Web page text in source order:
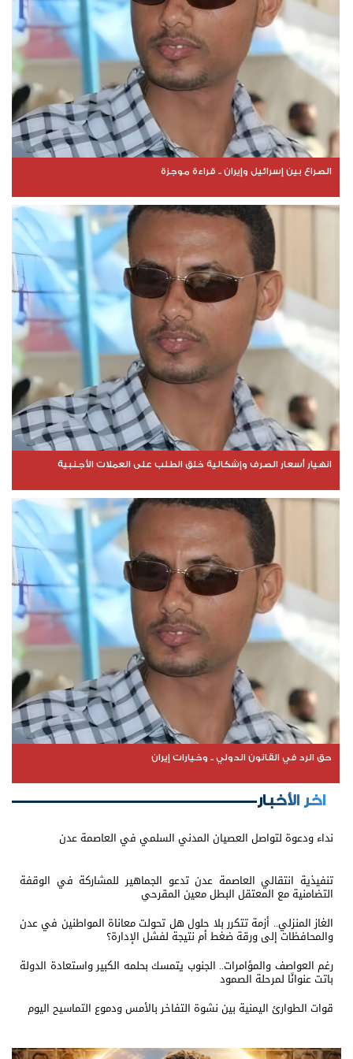
الصراع بين إسرائيل وإيران .. قراءة موجزة
انهيار أسعار الصرف وإشكالية خلق الطلب على العملات الأجنبية
حق الرد في القانون الدولي .. وخيارات إيران
اخر الأخبار
نداء ودعوة لتواصل العصيان المدني السلمي في العاصمة عدن
تنفيذية انتقالي العاصمة عدن تدعو الجماهير للمشاركة في الوقفة
التضامنية مع المعتقل البطل معين المقرحي
الغاز المنزلي.. أزمة تتكرر بلا حلول هل تحولت معاناة المواطنين في عدن
والمحافظات إلى ورقة ضغط أم نتيجة لفشل الإدارة؟
رغم العواصف والمؤامرات.. الجنوب يتمسك بحلمه الكبير واستعادة الدولة
باتت عنوانًا لمرحلة الصمود
قوات الطوارئ اليمنية بين نشوة التفاخر بالأمس ودموع التماسيح اليوم